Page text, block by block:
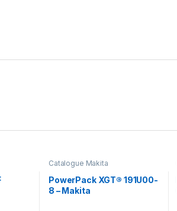
Catalogue Makita
PowerPack XGT® 191U00-
8 – Makita